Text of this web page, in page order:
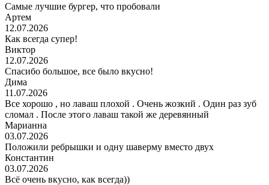
Самые лучшие бургер, что пробовали
Артем
12.07.2026
Как всегда супер!
Виктор
12.07.2026
Спасибо большое, все было вкусно!
Дима
11.07.2026
Все хорошо , но лаваш плохой . Очень жозкий . Один раз зуб
сломал . После этого лаваш такой же деревянный
Марианна
03.07.2026
Положили ребрышки и одну шаверму вместо двух
Константин
03.07.2026
Всё очень вкусно, как всегда))